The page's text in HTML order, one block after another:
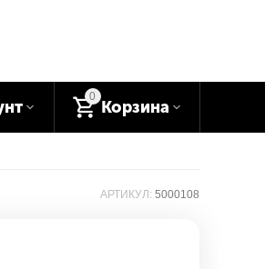
0
Корзина
АРТИКУЛ: 5000108